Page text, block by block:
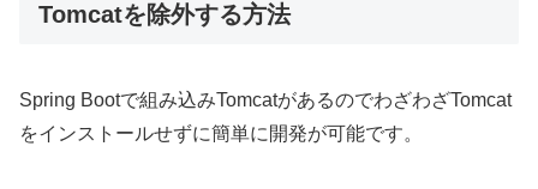
Tomcatを除外する方法
Spring Bootで組み込みTomcatがあるのでわざわざTomcat
をインストールせずに簡単に開発が可能です。